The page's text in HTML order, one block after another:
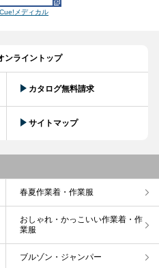
メディカル
ンライントップ
カタログ無料請求
サイトマップ
春夏作業着・作業服
おしゃれ・かっこいい作業着・作
業服
ブルゾン・ジャンパー